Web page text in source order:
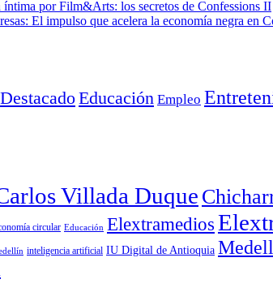
por Film&Arts: los secretos de Confessions II
El impulso que acelera la economía negra en
DestacadoEducación Empleo
Villada Duque
circular Educación Elextramedios
inteligencia artificial IU Digital de Antioquia